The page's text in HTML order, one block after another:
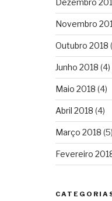
Dezembro
Novembro
Outubro 2018
Junho 2018 (4)
Maio 2018 (4)
Abril 2018 (4)
Março 2018 (5)
Fevereiro